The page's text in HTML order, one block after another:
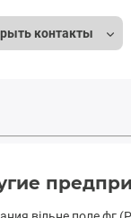
контакты